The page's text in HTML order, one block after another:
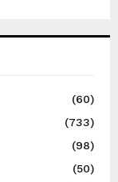
(60)
(733)
(98)
(50)